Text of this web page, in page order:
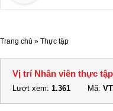
Trang chủ » Thực tập
Vị trí Nhân viên thực
Lượt xem: 1.361 Mã: